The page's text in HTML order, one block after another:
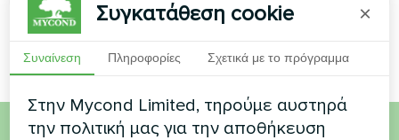
Συγκατάθεση cookie ×
Συναίνεση Πληροφορίες Σχετικά με το πρόγραμμα
Στην Mycond Limited, τηρούμε αυστηρά
την πολιτική μας για την αποθήκευση